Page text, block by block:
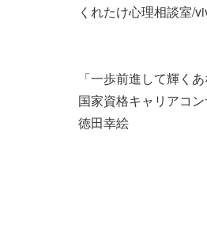
くれたけ心理相談室/
「一歩前進して輝く
国家資格キャリアコ
徳田幸絵